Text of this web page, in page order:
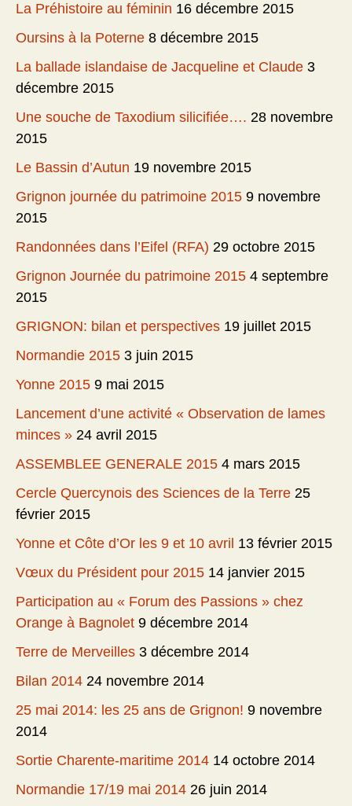
La Préhistoire au féminin 16 décembre 2015
Oursins à la Poterne 8 décembre 2015
La ballade islandaise de Jacqueline et Claude 3
décembre 2015
Une souche de Taxodium silicifiée…. 28 novembre
2015
Le Bassin d’Autun 19 novembre 2015
Grignon journée du patrimoine 2015 9 novembre
2015
Randonnées dans l’Eifel (RFA) 29 octobre 2015
Grignon Journée du patrimoine 2015 4 septembre
2015
GRIGNON: bilan et perspectives 19 juillet 2015
Normandie 2015 3 juin 2015
Yonne 2015 9 mai 2015
Lancement d’une activité « Observation de lames
minces » 24 avril 2015
ASSEMBLEE GENERALE 2015 4 mars 2015
Cercle Quercynois des Sciences de la Terre 25
février 2015
Yonne et Côte d’Or les 9 et 10 avril 13 février 2015
Vœux du Président pour 2015 14 janvier 2015
Participation au « Forum des Passions » chez
Orange à Bagnolet 9 décembre 2014
Terre de Merveilles 3 décembre 2014
Bilan 2014 24 novembre 2014
25 mai 2014: les 25 ans de Grignon! 9 novembre
2014
Sortie Charente-maritime 2014 14 octobre 2014
Normandie 17/19 mai 2014 26 juin 2014